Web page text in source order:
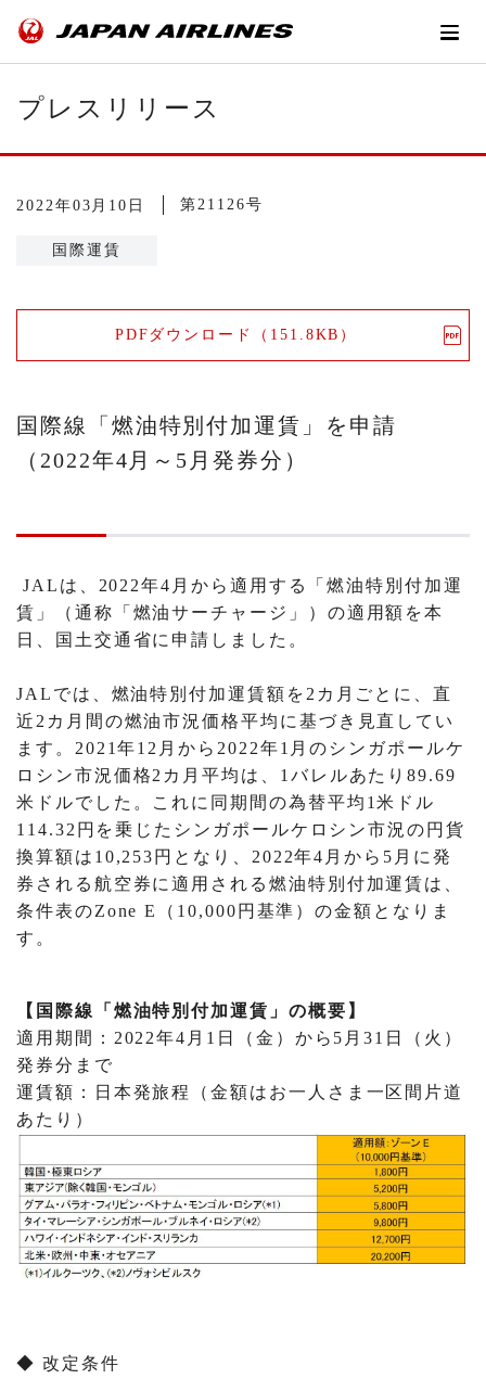
プレスリリース
2022年03月10日 第21126号
国際運賃
PDFダウンロード（151.8KB）
国際線「燃油特別付加運賃」を申請
（2022年4月～5月発券分）
JALは、2022年4月から適用する「燃油特別付加運
賃」（通称「燃油サーチャージ」）の適用額を本
日、国土交通省に申請しました。
JALでは、燃油特別付加運賃額を2カ月ごとに、直
近2カ月間の燃油市況価格平均に基づき見直してい
ます。2021年12月から2022年1月のシンガポールケ
ロシン市況価格2カ月平均は、1バレルあたり89.69
米ドルでした。これに同期間の為替平均1米ドル
114.32円を乗じたシンガポールケロシン市況の円貨
換算額は10,253円となり、2022年4月から5月に発
券される航空券に適用される燃油特別付加運賃は、
条件表のZone E（10,000円基準）の金額となりま
す。
【国際線「燃油特別付加運賃」の概要】
適用期間：2022年4月1日（金）から5月31日（火）
発券分まで
運賃額：日本発旅程（金額はお一人さま一区間片道
あたり）
◆ 改定条件